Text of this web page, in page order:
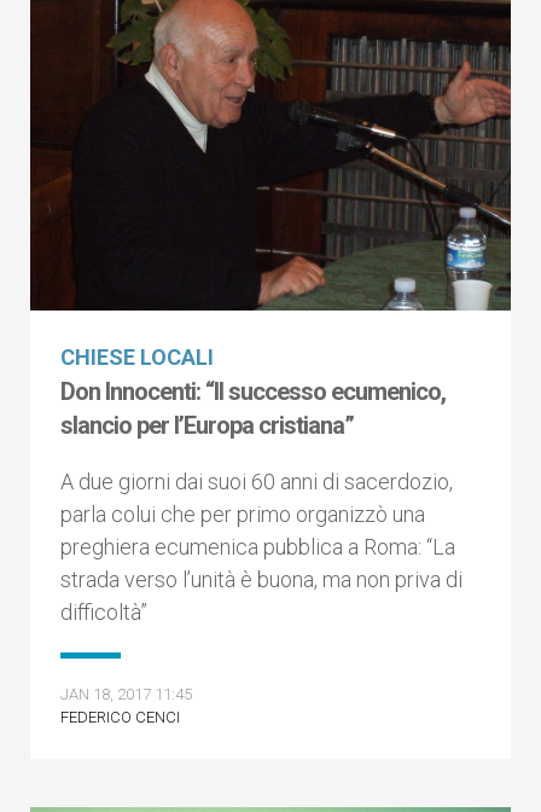
CHIESE LOCALI
Don Innocenti: “Il successo ecumenico,
slancio per l’Europa cristiana”
A due giorni dai suoi 60 anni di sacerdozio,
parla colui che per primo organizzò una
preghiera ecumenica pubblica a Roma: “La
strada verso l’unità è buona, ma non priva di
difficoltà”
JAN 18, 2017 11:45
FEDERICO CENCI